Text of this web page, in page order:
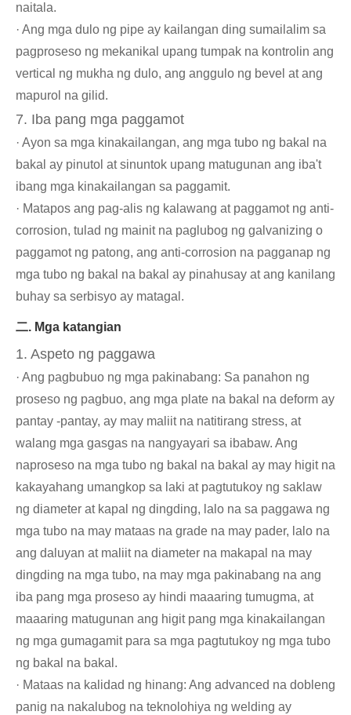
naitala.
· Ang mga dulo ng pipe ay kailangan ding sumailalim sa
pagproseso ng mekanikal upang tumpak na kontrolin ang
vertical ng mukha ng dulo, ang anggulo ng bevel at ang
mapurol na gilid.
7. Iba pang mga paggamot
· Ayon sa mga kinakailangan, ang mga tubo ng bakal na
bakal ay pinutol at sinuntok upang matugunan ang iba't
ibang mga kinakailangan sa paggamit.
· Matapos ang pag-alis ng kalawang at paggamot ng anti-
corrosion, tulad ng mainit na paglubog ng galvanizing o
paggamot ng patong, ang anti-corrosion na pagganap ng
mga tubo ng bakal na bakal ay pinahusay at ang kanilang
buhay sa serbisyo ay matagal.
二. Mga katangian
1. Aspeto ng paggawa
· Ang pagbubuo ng mga pakinabang: Sa panahon ng
proseso ng pagbuo, ang mga plate na bakal na deform ay
pantay -pantay, ay may maliit na natitirang stress, at
walang mga gasgas na nangyayari sa ibabaw. Ang
naproseso na mga tubo ng bakal na bakal ay may higit na
kakayahang umangkop sa laki at pagtutukoy ng saklaw
ng diameter at kapal ng dingding, lalo na sa paggawa ng
mga tubo na may mataas na grade na may pader, lalo na
ang daluyan at maliit na diameter na makapal na may
dingding na mga tubo, na may mga pakinabang na ang
iba pang mga proseso ay hindi maaaring tumugma, at
maaaring matugunan ang higit pang mga kinakailangan
ng mga gumagamit para sa mga pagtutukoy ng mga tubo
ng bakal na bakal.
· Mataas na kalidad ng hinang: Ang advanced na dobleng
panig na nakalubog na teknolohiya ng welding ay